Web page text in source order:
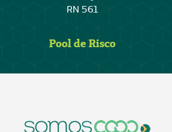
RN 561
Pool de Risco